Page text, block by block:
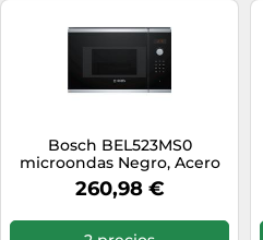
Bosch BEL523MS0
microondas Negro, Acero
inoxidable Integrado 20 L
800 W
260,98 €